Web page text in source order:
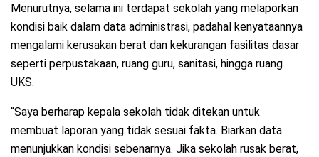
Menurutnya, selama ini terdapat sekolah yang melaporkan
kondisi baik dalam data administrasi, padahal kenyataannya
mengalami kerusakan berat dan kekurangan fasilitas dasar
seperti perpustakaan, ruang guru, sanitasi, hingga ruang
UKS.
“Saya berharap kepala sekolah tidak ditekan untuk
membuat laporan yang tidak sesuai fakta. Biarkan data
menunjukkan kondisi sebenarnya. Jika sekolah rusak berat,